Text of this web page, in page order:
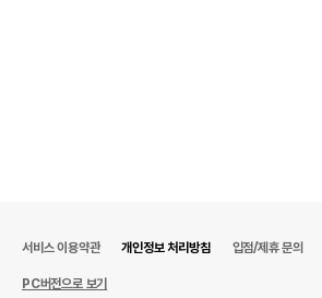
서비스 이용약관 개인정보 처리방침 입점/제휴 문의
PC버전으로 보기